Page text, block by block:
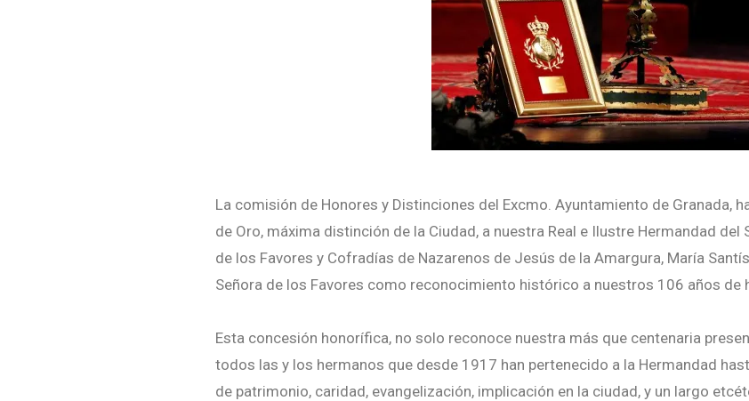
La comisión de Honores y Distinciones del Excmo. Ayuntamiento de Granada,
de Oro, máxima distinción de la Ciudad, a nuestra Real e Ilustre Hermandad del
de los Favores y Cofradías de Nazarenos de Jesús de la Amargura, María
Señora de los Favores como reconocimiento histórico a nuestros 106 años de
Esta concesión honorífica, no solo reconoce nuestra más que centenaria
todos las y los hermanos que desde 1917 han pertenecido a la Hermandad
de patrimonio, caridad, evangelización, implicación en la ciudad, y un largo